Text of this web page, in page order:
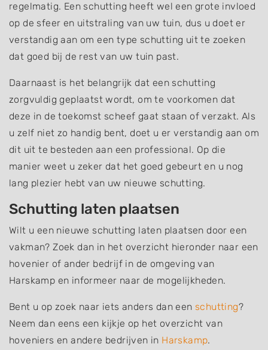
regelmatig. Een schutting heeft wel een grote invloed
op de sfeer en uitstraling van uw tuin, dus u doet er
verstandig aan om een type schutting uit te zoeken
dat goed bij de rest van uw tuin past.
Daarnaast is het belangrijk dat een schutting
zorgvuldig geplaatst wordt, om te voorkomen dat
deze in de toekomst scheef gaat staan of verzakt. Als
u zelf niet zo handig bent, doet u er verstandig aan om
dit uit te besteden aan een professional. Op die
manier weet u zeker dat het goed gebeurt en u nog
lang plezier hebt van uw nieuwe schutting.
Schutting laten plaatsen
Wilt u een nieuwe schutting laten plaatsen door een
vakman? Zoek dan in het overzicht hieronder naar een
hovenier of ander bedrijf in de omgeving van
Harskamp en informeer naar de mogelijkheden.
Bent u op zoek naar iets anders dan een schutting?
Neem dan eens een kijkje op het overzicht van
hoveniers en andere bedrijven in Harskamp.